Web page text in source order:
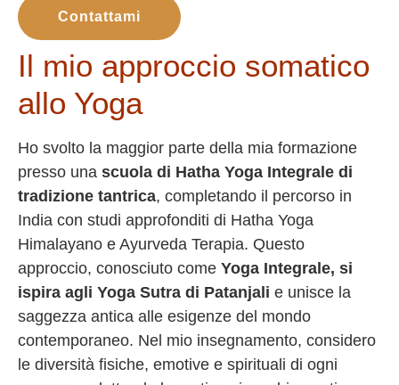
Contattami
Il mio approccio somatico
allo Yoga
Ho svolto la maggior parte della mia formazione
presso una scuola di Hatha Yoga Integrale di
tradizione tantrica, completando il percorso in
India con studi approfonditi di Hatha Yoga
Himalayano e Ayurveda Terapia. Questo
approccio, conosciuto come Yoga Integrale, si
ispira agli Yoga Sutra di Patanjali e unisce la
saggezza antica alle esigenze del mondo
contemporaneo. Nel mio insegnamento, considero
le diversità fisiche, emotive e spirituali di ogni